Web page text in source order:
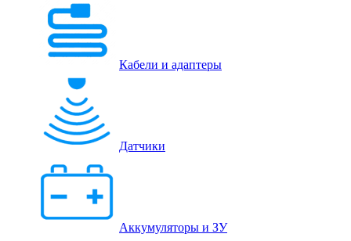
Кабели и адаптеры
Датчики
Аккумуляторы и ЗУ